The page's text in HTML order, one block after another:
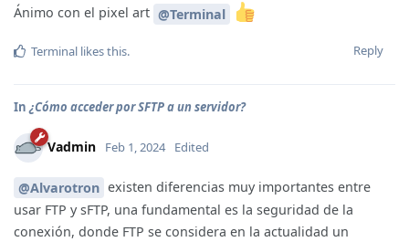
Ánimo con el pixel art @Terminal
Reply
Terminal likes this.
In ¿Cómo acceder por SFTP a un servidor?
Vadmin Feb 1, 2024 Edited
@Alvarotron existen diferencias muy importantes entre
usar FTP y sFTP, una fundamental es la seguridad de la
conexión, donde FTP se considera en la actualidad un